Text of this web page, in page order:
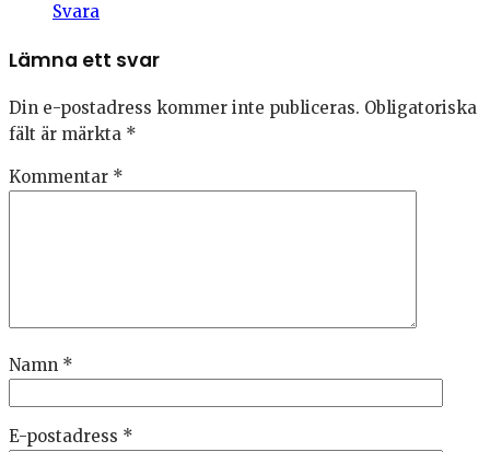
Svara
Lämna ett svar
Din e-postadress kommer inte publiceras. Obligatoriska
fält är märkta *
Kommentar *
Namn *
E-postadress *